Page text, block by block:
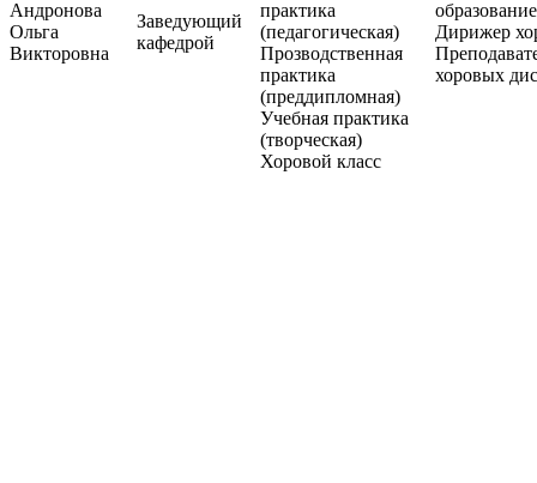
Андронова
Ольга
Викторовна
Заведующий
кафедрой
практика
(педагогическая)
Прозводственная
практика
(преддипломная)
Учебная практика
(творческая)
Хоровой класс
Дирижер
хоровых